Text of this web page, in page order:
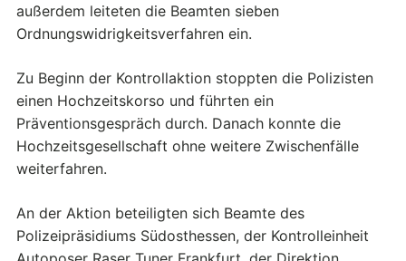
außerdem leiteten die Beamten sieben
Ordnungswidrigkeitsverfahren ein.
Zu Beginn der Kontrollaktion stoppten die Polizisten
einen Hochzeitskorso und führten ein
Präventionsgespräch durch. Danach konnte die
Hochzeitsgesellschaft ohne weitere Zwischenfälle
weiterfahren.
An der Aktion beteiligten sich Beamte des
Polizeipräsidiums Südosthessen, der Kontrolleinheit